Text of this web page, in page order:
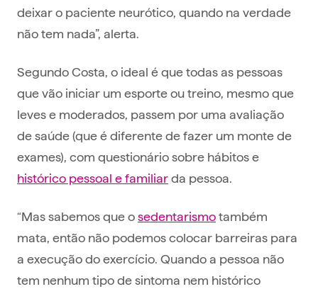
deixar o paciente neurótico, quando na verdade
não tem nada”, alerta.
Segundo Costa, o ideal é que todas as pessoas
que vão iniciar um esporte ou treino, mesmo que
leves e moderados, passem por uma avaliação
de saúde (que é diferente de fazer um monte de
exames), com questionário sobre hábitos e
histórico pessoal e familiarda pessoa.
“Mas sabemos que osedentarismotambém
mata, então não podemos colocar barreiras para
a execução do exercício. Quando a pessoa não
tem nenhum tipo de sintoma nem histórico